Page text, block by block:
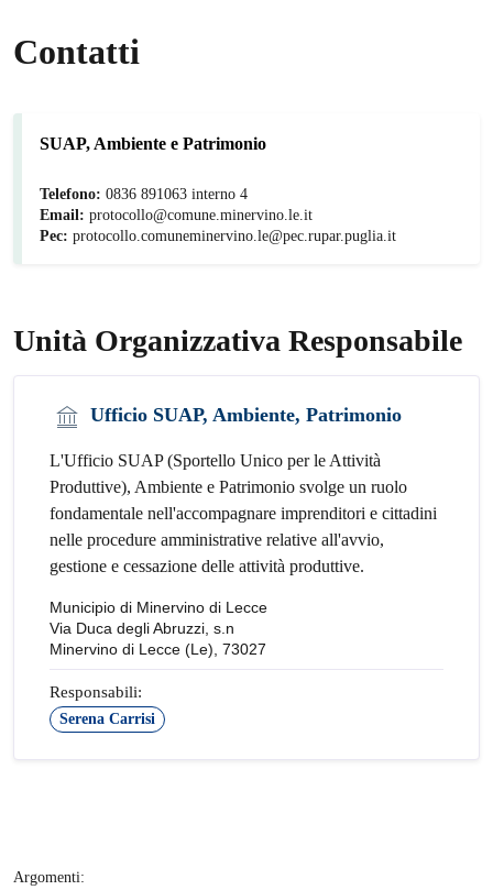
Contatti
SUAP, Ambiente e Patrimonio
Telefono: 0836 891063 interno 4
Email: protocollo@comune.minervino.le.it
Pec: protocollo.comuneminervino.le@pec.rupar.puglia.it
Unità Organizzativa Responsabile
Ufficio SUAP, Ambiente, Patrimonio
L'Ufficio SUAP (Sportello Unico per le Attività
Produttive), Ambiente e Patrimonio svolge un ruolo
fondamentale nell'accompagnare imprenditori e cittadini
nelle procedure amministrative relative all'avvio,
gestione e cessazione delle attività produttive.
Municipio di Minervino di Lecce
Via Duca degli Abruzzi, s.n
Minervino di Lecce (Le), 73027
Responsabili:
Serena Carrisi
Argomenti: